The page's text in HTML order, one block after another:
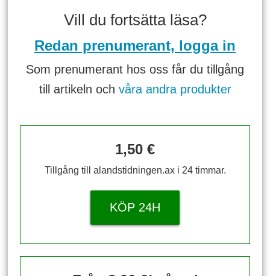
Vill du fortsätta läsa?
Redan prenumerant, logga in
Som prenumerant hos oss får du tillgång
till artikeln och våra andra produkter
1,50 €
Tillgång till alandstidningen.ax i 24 timmar.
KÖP 24H